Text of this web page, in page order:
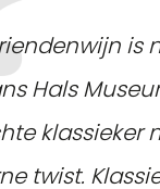
is
Hals
klassieker
twist.